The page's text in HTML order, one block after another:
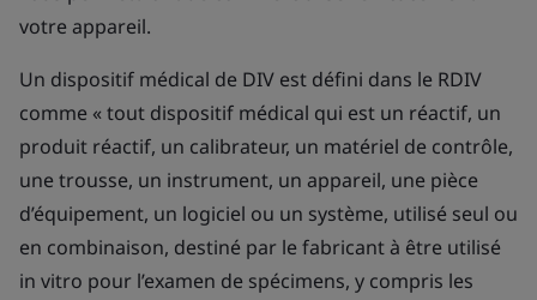
votre appareil.
Un dispositif médical de DIV est défini dans le RDIV
comme « tout dispositif médical qui est un réactif, un
produit réactif, un calibrateur, un matériel de contrôle,
une trousse, un instrument, un appareil, une pièce
d’équipement, un logiciel ou un système, utilisé seul ou
en combinaison, destiné par le fabricant à être utilisé
in vitro pour l’examen de spécimens, y compris les